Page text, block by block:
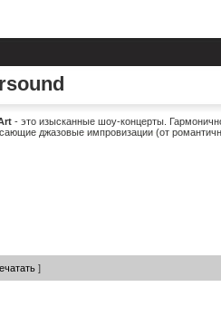
- это изысканные шоу-концерты.
джазовые импровизации (от
]